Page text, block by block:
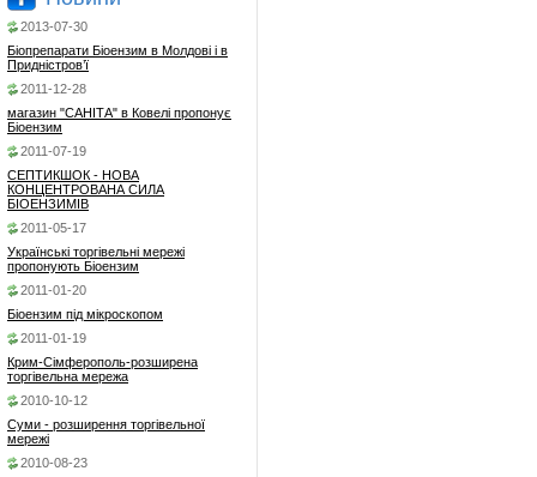
2013-07-30
Біопрепарати Біоензим в Молдові і в
Придністров’ї
2011-12-28
магазин "САНІТА" в Ковелі пропонує
Біоензим
2011-07-19
СЕПТИКШОК - НОВА
КОНЦЕНТРОВАНА СИЛА
БІОЕНЗИМІВ
2011-05-17
Українські торгівельні мережі
пропонують Біоензим
2011-01-20
Біоензим під мікроскопом
2011-01-19
Крим-Сімферополь-розширена
торгівельна мережа
2010-10-12
Суми - розширення торгівельної
мережі
2010-08-23